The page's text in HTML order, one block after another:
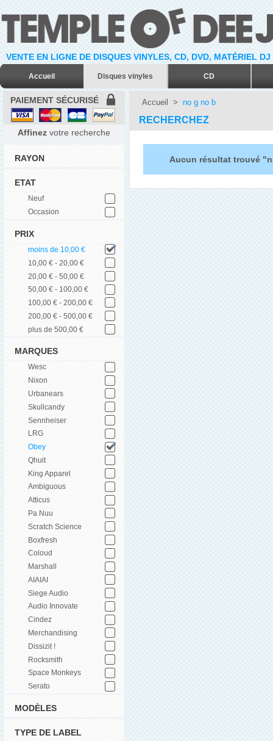
VENTE EN LIGNE DE DISQUES VINYLES, CD, DVD, MATÉRIEL
Accueil Disques vinyles CD
PAIEMENT SÉCURISÉ
Affinez votre recherche
RAYON
ETAT
Neuf
Occasion
PRIX
moins de 10,00 €
10,00 € - 20,00 €
20,00 € - 50,00 €
50,00 € - 100,00 €
100,00 € - 200,00 €
200,00 € - 500,00 €
plus de 500,00 €
MARQUES
Wesc
Nixon
Urbanears
Skullcandy
Sennheiser
LRG
Obey
Qhuit
King Apparel
Ambiguous
Atticus
Pa Nuu
Scratch Science
Boxfresh
Coloud
Marshall
AIAIAI
Siege Audio
Audio Innovate
Cindez
Merchandising
Dissizit !
Rocksmith
Space Monkeys
Serato
MODÈLES
TYPE DE LABEL
Accueil > no g no b
RECHERCHEZ
Aucun résultat trouvé